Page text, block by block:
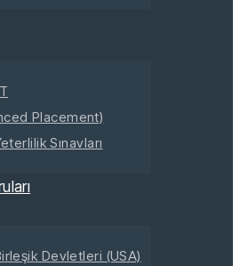
Placement)
Sınavları
Devletleri (USA)